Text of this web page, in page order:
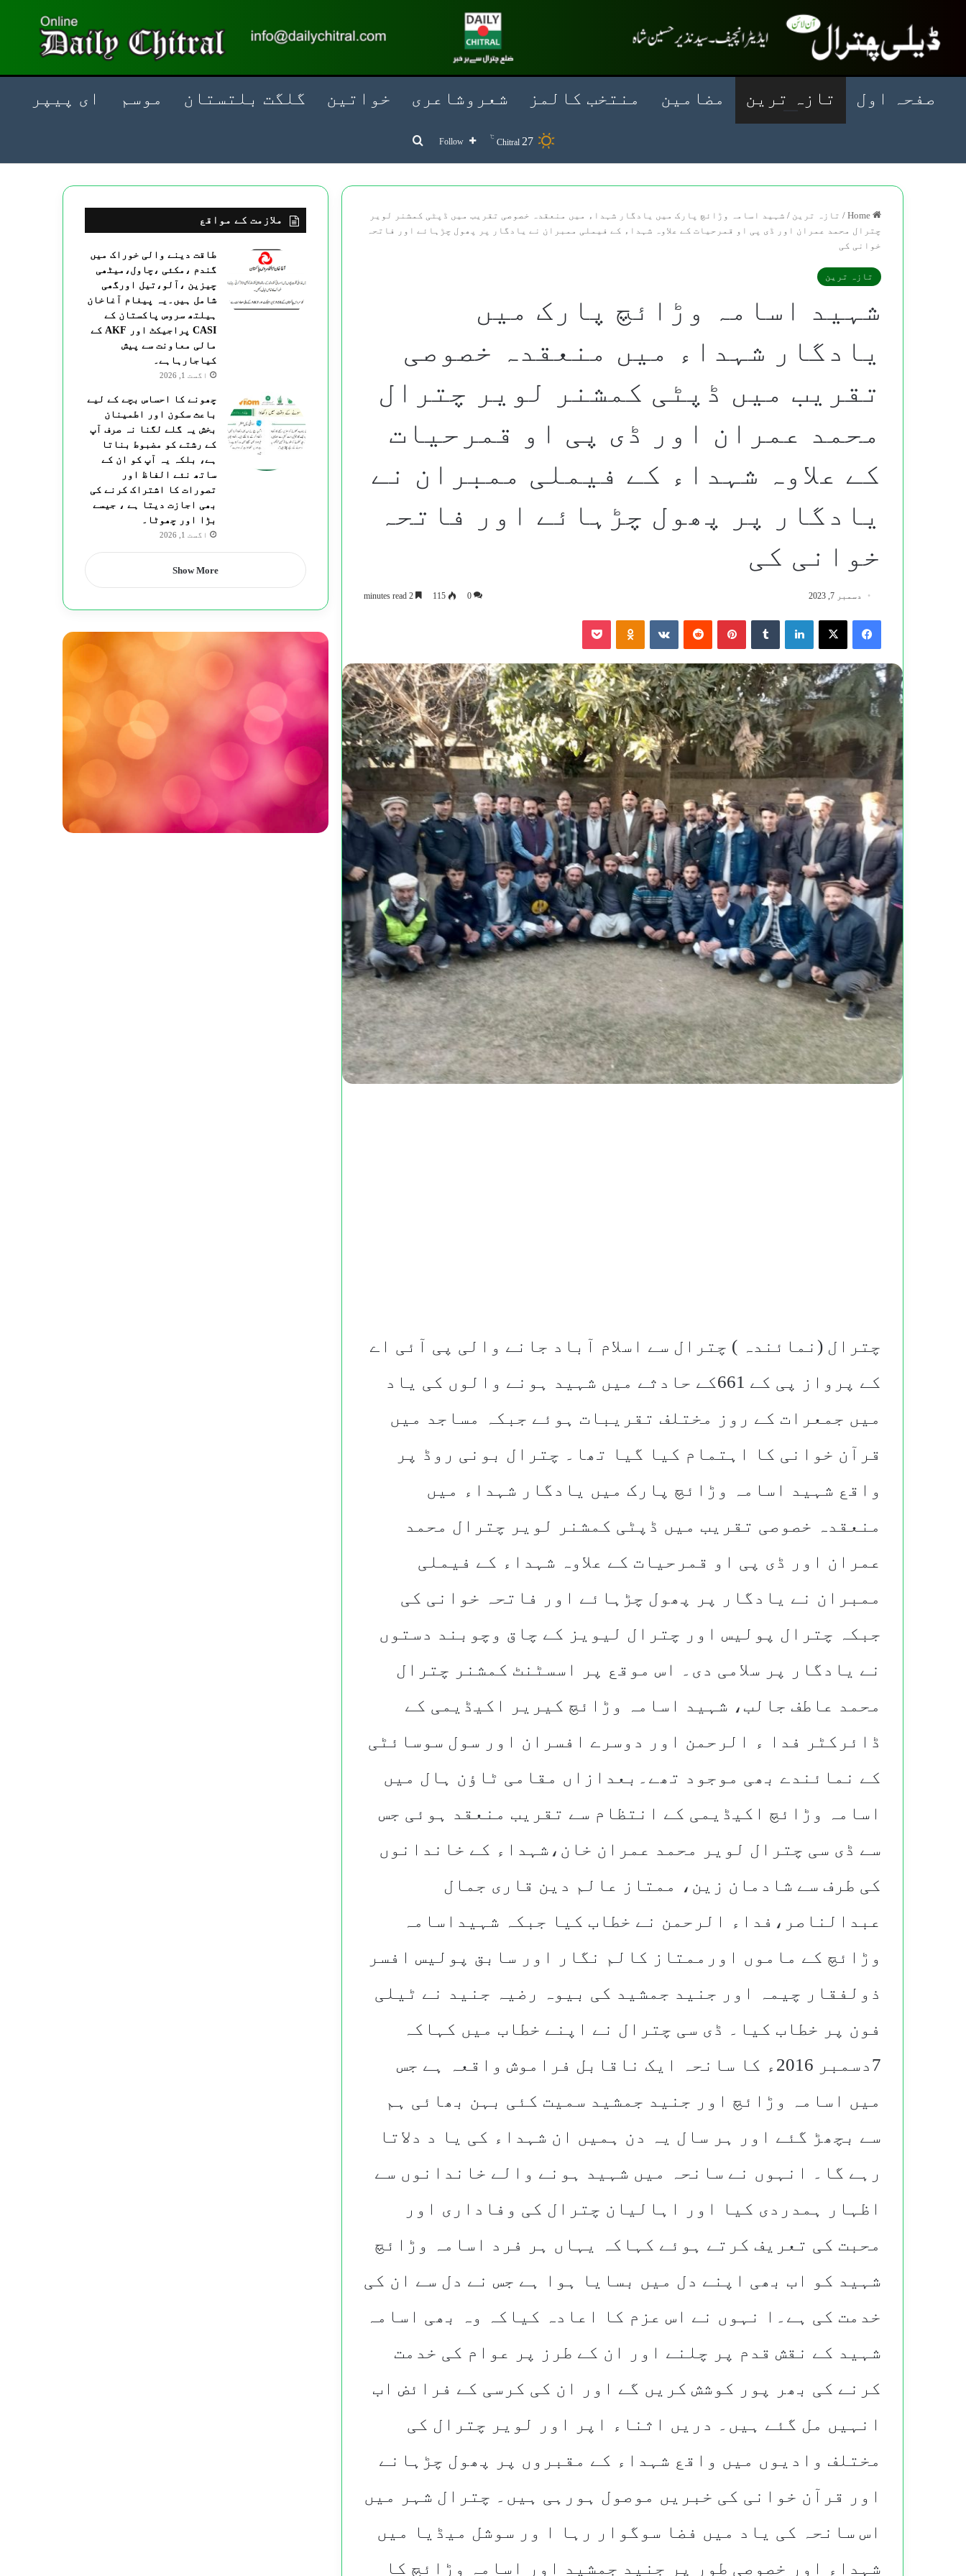
صفحہ اول تازہ ترین مضامین منتخب کالمز شعروشاعری خواتین گلگت بلتستان موسم ای پیپر
Chitral 27
℃
Follow
Search for
/ تازہ ترین / شہید اسامہ وڑائچ پارک میں یادگار شہداء میں منعقدہ خصوصی تقریب میں ڈپٹی کمشنر لویر
چترال محمد عمران اور ڈی پی او قمرحیات کے علاوہ شہداء کے فیملی ممبران نے یادگار پر پھول چڑہائے اور فاتحہ
خوانی کی
تازہ ترین
شہید اسامہ وڑائچ پارک میں
یادگار شہداء میں منعقدہ خصوصی
تقریب میں ڈپٹی کمشنر لویر چترال
محمد عمران اور ڈی پی او قمرحیات
کے علاوہ شہداء کے فیملی ممبران نے
یادگار پر پھول چڑہائے اور فاتحہ
خوانی کی
دسمبر 7, 2023 0
115
Facebook
X
LinkedIn
Tumblr
Pinterest
Reddit
VKontakte
Odnoklassniki
Pocket
چترال (نمائندہ ) چترال سے اسلام آباد جانے والی پی آئی اے
کے پرواز پی کے 661کے حادثے میں شہید ہونے والوں کی یاد
میں جمعرات کے روز مختلف تقریبات ہوئے جبکہ مساجد میں
قرآن خوانی کا اہتمام کیا گیا تھا۔ چترال بونی روڈ پر
واقع شہید اسامہ وڑائچ پارک میں یادگار شہداء میں
منعقدہ خصوصی تقریب میں ڈپٹی کمشنر لویر چترال محمد
عمران اور ڈی پی او قمرحیات کے علاوہ شہداء کے فیملی
ممبران نے یادگار پر پھول چڑہائے اور فاتحہ خوانی کی
جبکہ چترال پولیس اور چترال لیویز کے چاق وچوبند دستوں
نے یادگار پر سلامی دی۔ اس موقع پر اسسٹنٹ کمشنر چترال
محمد عاطف جالب، شہید اسامہ وڑائچ کیریر اکیڈیمی کے
ڈائرکٹر فدا ء الرحمن اور دوسرے افسران اور سول سوسائٹی
کے نمائندے بھی موجود تھے۔بعدازاں مقامی ٹاؤن ہال میں
اسامہ وڑائچ اکیڈیمی کے انتظام سے تقریب منعقد ہوئی جس
سے ڈی سی چترال لویر محمد عمران خان،شہداء کے خاندانوں
کی طرف سے شادمان زین، ممتاز عالم دین قاری جمال
عبدالناصر،فداء الرحمن نے خطاب کیا جبکہ شہیداسامہ
وڑائچ کے ماموں اورممتاز کالم نگار اور سابق پولیس افسر
ذولفقار چیمہ اور جنید جمشید کی بیوہ رضیہ جنید نے ٹیلی
فون پر خطاب کیا۔ ڈی سی چترال نے اپنے خطاب میں کہاکہ
7دسمبر 2016ء کا سانحہ ایک ناقابل فراموش واقعہ ہے جس
میں اسامہ وڑائچ اور جنید جمشید سمیت کئی بہن بھائی ہم
سے بچھڑ گئے اور ہر سال یہ دن ہمیں ان شہداء کی یا د دلاتا
رہے گا۔ انہوں نے سانحہ میں شہید ہونے والے خاندانوں سے
اظہار ہمدردی کیا اور اہالیان چترال کی وفاداری اور
محبت کی تعریف کرتے ہوئے کہاکہ یہاں ہر فرد اسامہ وڑائچ
شہید کو اب بھی اپنے دل میں بسایا ہوا ہے جس نے دل سے ان کی
خدمت کی ہے۔ا نہوں نے اس عزم کا اعادہ کیاکہ وہ بھی اسامہ
شہید کے نقش قدم پر چلنے اور ان کے طرز پر عوام کی خدمت
کرنے کی بھر پور کوشش کریں گے اور ان کی کرسی کے فرائض اب
انہیں مل گئے ہیں۔ دریں اثناء اپر اور لویر چترال کی
مختلف وادیوں میں واقع شہداء کے مقبروں پر پھول چڑہانے
اور قرآن خوانی کی خبریں موصول ہورہی ہیں۔ چترال شہر میں
اس سانحہ کی یاد میں فضا سوگوار رہا ا ور سوشل میڈیا میں
شہداء اور خصوصی طور پر جنید جمشید اور اسامہ وڑائچ کا
ملازمت کے مواقع
طاقت دینے والی خوراک میں
گندم ،مکئی ،چاول،میٹھی
چیزین ،آلو،تیل اورگھی
شامل ہیں۔یہ پیغام آغاخان
ہیلتھ سروس پاکستان کے
CASI پراجیکٹ اور AKF کے
مالی معاونت سے پیش
کیاجارہاہے۔
اگست 1, 2026
چھونے کا احساس بچے کے لیے
باعث سکون اور اطمینان
بخش یہ گلے لگنا نہ صرف آپ
کے رشتے کو مضبوط بناتا
ہے، بلکہ یہ آپ کو ان کے
ساتھ نئے الفاظ اور
تصورات کا اشتراک کرنے کی
بھی اجازت دیتا ہے ، جیسے
بڑا اور چھوٹا۔
اگست 1, 2026
Show More